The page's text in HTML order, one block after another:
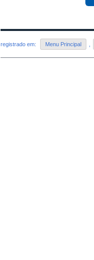
registrado em: Menu Principal